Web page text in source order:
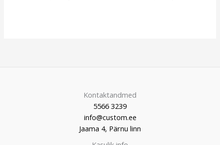
Kontaktandmed
5566 3239
info@custom.ee
Jaama 4, Pärnu linn